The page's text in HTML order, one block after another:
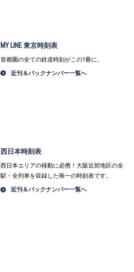
MY LINE 東京時刻表
首都圏の全ての鉄道時刻がこの1冊に。
近刊＆バックナンバー一覧へ
西日本時刻表
西日本エリアの移動に必携！大阪近郊地区の全
駅・全列車を収録した唯一の時刻表です。
近刊＆バックナンバー一覧へ